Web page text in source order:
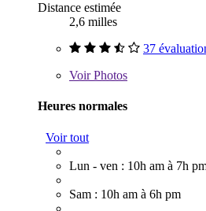
Distance estimée
2,6 milles
37
VoirPhotos
Heures normales
Voir tout
Lun - ven : 10h am à 7h
Sam : 10h am à 6h pm